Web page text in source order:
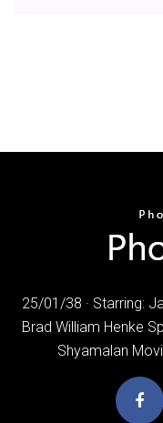
25/01/38 · Starring:
Brad William Henke
Shyamalan